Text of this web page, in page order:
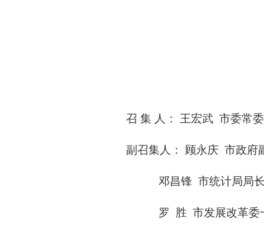
召 集 人： 王宏武 市委常
副召集人： 顾永庆 市政府
邓昌锋 市统计局局
罗 胜 市发展改革委